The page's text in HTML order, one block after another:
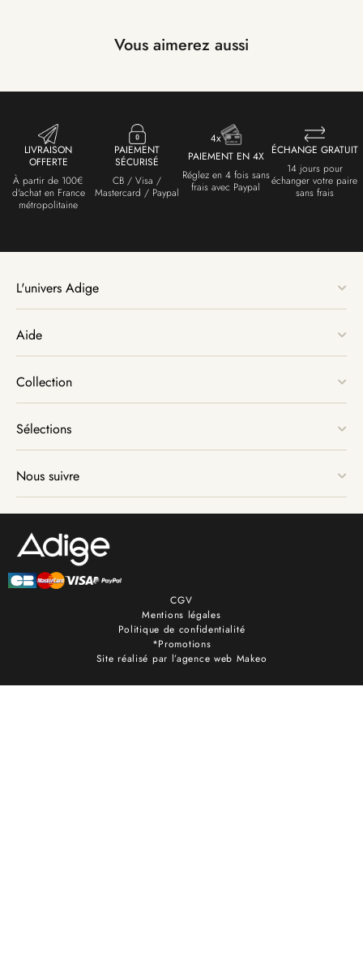
Vous aimerez aussi
LIVRAISON
OFFERTE
À partir de 100€
d'achat en France
métropolitaine
PAIEMENT
SÉCURISÉ
CB / Visa /
Mastercard / Paypal
PAIEMENT EN 4X
Réglez en 4 fois sans
frais avec Paypal
ÉCHANGE GRATUIT
14 jours pour
échanger votre paire
sans frais
L'univers Adige
Aide
Collection
Sélections
Nous suivre
CGV
Mentions légales
Politique de confidentialité
*Promotions
Site réalisé par l’agence web Makeo